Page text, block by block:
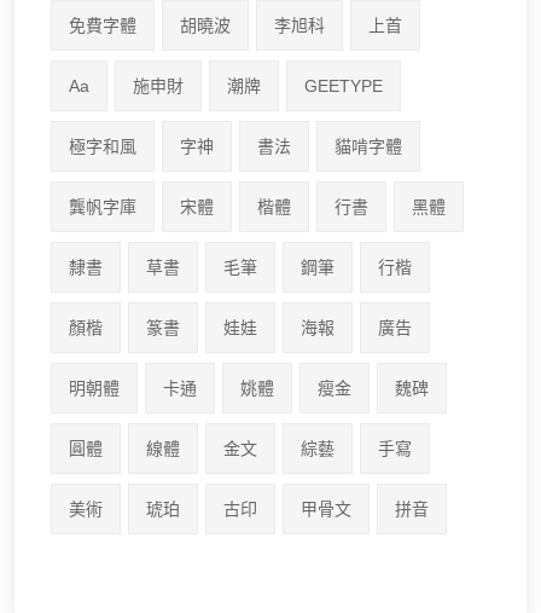
免費字體 胡曉波 李旭科 上首
Aa 施申財 潮牌 GEETYPE
極字和風 字神 書法 貓啃字體
龔帆字庫 宋體 楷體 行書 黑體
隸書 草書 毛筆 鋼筆 行楷
顏楷 篆書 娃娃 海報 廣告
明朝體 卡通 姚體 瘦金 魏碑
圓體 線體 金文 綜藝 手寫
美術 琥珀 古印 甲骨文 拼音